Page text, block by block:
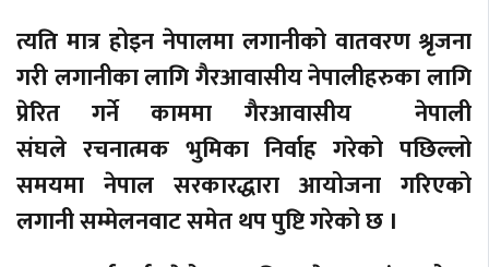
त्यति मात्र होइन नेपालमा लगानीको वातवरण श्रृजना
गरी लगानीका लागि गैरआवासीय नेपालीहरुका लागि
प्रेरित गर्ने काममा गैरआवासीय नेपाली
संघले रचनात्मक भुमिका निर्वाह गरेको पछिल्लो
समयमा नेपाल सरकारद्धारा आयोजना गरिएको
लगानी सम्मेलनवाट समेत थप पुष्टि गरेको छ ।